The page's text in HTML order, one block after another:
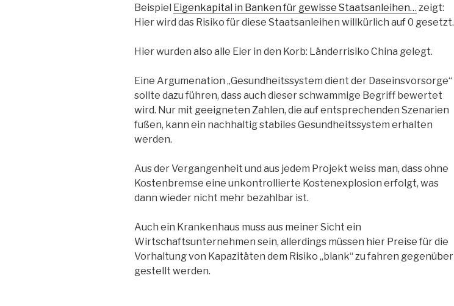
Beispiel Eigenkapital in Banken für gewisse Staatsanleihen… zeigt:
Hier wird das Risiko für diese Staatsanleihen willkürlich auf 0 gesetzt.
Hier wurden also alle Eier in den Korb: Länderrisiko China gelegt.
Eine Argumenation „Gesundheitssystem dient der Daseinsvorsorge“
sollte dazu führen, dass auch dieser schwammige Begriff bewertet
wird. Nur mit geeigneten Zahlen, die auf entsprechenden Szenarien
fußen, kann ein nachhaltig stabiles Gesundheitssystem erhalten
werden.
Aus der Vergangenheit und aus jedem Projekt weiss man, dass ohne
Kostenbremse eine unkontrollierte Kostenexplosion erfolgt, was
dann wieder nicht mehr bezahlbar ist.
Auch ein Krankenhaus muss aus meiner Sicht ein
Wirtschaftsunternehmen sein, allerdings müssen hier Preise für die
Vorhaltung von Kapazitäten dem Risiko „blank“ zu fahren gegenüber
gestellt werden.